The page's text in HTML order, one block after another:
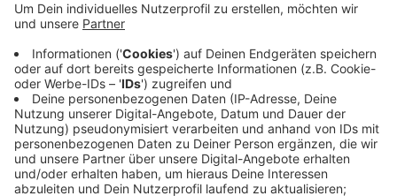
Auch wer den Bereich weiträumig umfahren will,
Zur Zeit scheint die beste Möglichkeit, von
Wuppertal nach Düsseldorf oder um die
Landeshauptstadt herum zu kommen der Weg
über die B7 nach Mettmann und Düsseldorf bzw
auf die A3 zu sein.
Veröffentlicht:Donnerstag, 15.08.2019 07:52